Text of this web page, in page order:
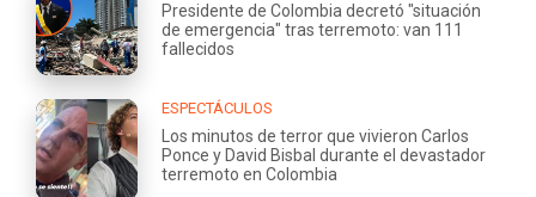
Presidente de Colombia decretó "situación
de emergencia" tras terremoto: van 111
fallecidos
ESPECTÁCULOS
Los minutos de terror que vivieron Carlos
Ponce y David Bisbal durante el devastador
terremoto en Colombia